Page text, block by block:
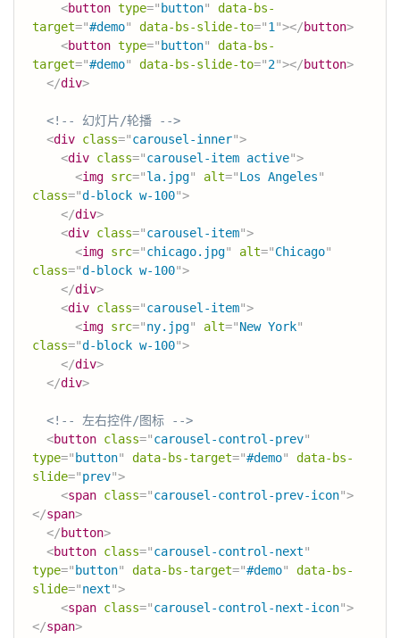
<button type=" button"
data-bs-
target="#demo" data-bs-slide-to="1 "></button>
<button type=" button"
data-bs-
target="#demo" data-bs-slide-to="2"></button>
</div>
<!-- 幻灯片/轮播 -->
<div class="carousel-inner">
<div class="carousel-item active">
<img src="la.jpg" alt="Los Angeles"
class="d-block w-100">
</div>
<div class="carousel-item">
<img src="chicago.jpg" alt="Chicago"
class="d-block w-100">
</div>
<div class="carousel-item">
<img src="ny.jpg" alt="New York"
class="d-block w-100">
</div>
</div>
<!-- 左右控件/图标 -->
<button class="carousel-control-prev"
type=" button" data-bs-target="#demo"
data-bs-
slide="prev">
<span class="carousel-control-prev-icon">
</span>
</button>
<button class="carousel-control-next"
type=" button" data-bs-target="#demo"
data-bs-
slide="next">
<span class="carousel-control-next-icon">
</span>